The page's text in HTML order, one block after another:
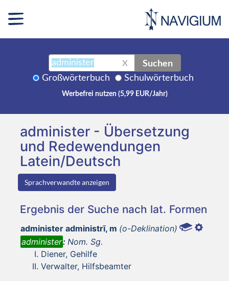
X Suchen
Großwörterbuch Schulwörterbuch
Werbefrei nutzen (5,99 EUR/Jahr)
administer - Übersetzung
und Redewendungen
Latein/Deutsch
Sprachverwandte anzeigen
Ergebnis der Suche nach lat. Formen
administer administrī, m (o-Deklination)
administer: Nom. Sg.
Diener, Gehilfe
Verwalter, Hilfsbeamter